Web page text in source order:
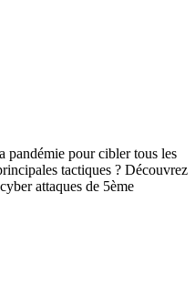
pandémie pour cibler tous les
tactiques ? Découvrez
attaques de 5ème